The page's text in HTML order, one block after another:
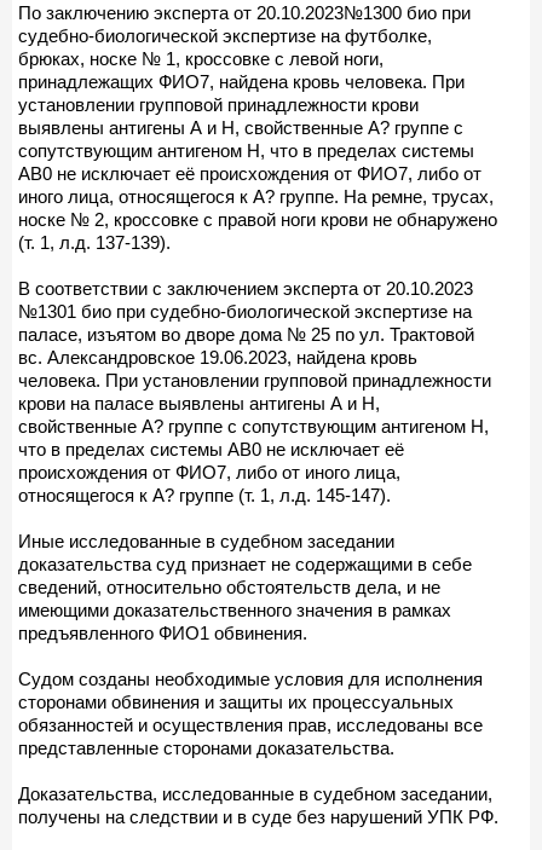
По заключению эксперта от 20.10.2023№1300 био при
судебно-биологической экспертизе на футболке,
брюках, носке № 1, кроссовке с левой ноги,
принадлежащих ФИО7, найдена кровь человека. При
установлении групповой принадлежности крови
выявлены антигены А и Н, свойственные А? группе с
сопутствующим антигеном Н, что в пределах системы
АВ0 не исключает её происхождения от ФИО7, либо от
иного лица, относящегося к А? группе. На ремне, трусах,
носке № 2, кроссовке с правой ноги крови не обнаружено
(т. 1, л.д. 137-139).
В соответствии с заключением эксперта от 20.10.2023
№1301 био при судебно-биологической экспертизе на
паласе, изъятом во дворе дома № 25 по ул. Трактовой
вс. Александровское 19.06.2023, найдена кровь
человека. При установлении групповой принадлежности
крови на паласе выявлены антигены А и Н,
свойственные А? группе с сопутствующим антигеном Н,
что в пределах системы АВ0 не исключает её
происхождения от ФИО7, либо от иного лица,
относящегося к А? группе (т. 1, л.д. 145-147).
Иные исследованные в судебном заседании
доказательства суд признает не содержащими в себе
сведений, относительно обстоятельств дела, и не
имеющими доказательственного значения в рамках
предъявленного ФИО1 обвинения.
Судом созданы необходимые условия для исполнения
сторонами обвинения и защиты их процессуальных
обязанностей и осуществления прав, исследованы все
представленные сторонами доказательства.
Доказательства, исследованные в судебном заседании,
получены на следствии и в суде без нарушений УПК РФ.